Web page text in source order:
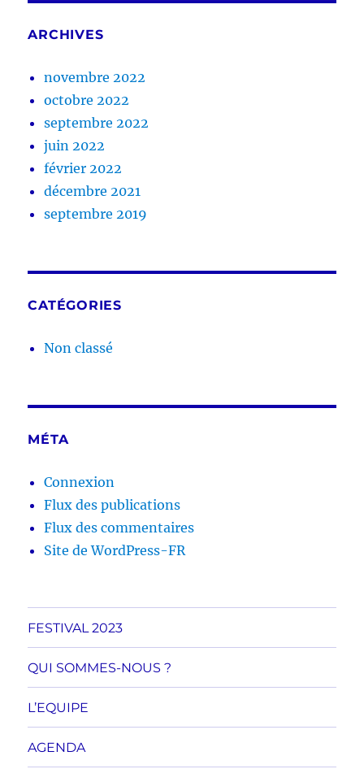
ARCHIVES
novembre 2022
octobre 2022
septembre 2022
juin 2022
février 2022
décembre 2021
septembre 2019
CATÉGORIES
Non classé
MÉTA
Connexion
Flux des publications
Flux des commentaires
Site de WordPress-FR
FESTIVAL 2023
QUI SOMMES-NOUS ?
L’EQUIPE
AGENDA